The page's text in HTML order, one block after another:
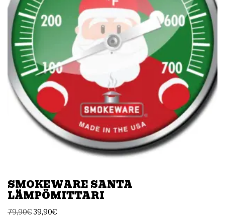
SMOKEWARE SANTA
LÄMPÖMITTARI
79,90€39,90€